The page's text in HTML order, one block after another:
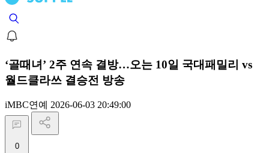
‘골때녀’ 2주 연속 결방…오는 10일 국대패밀리 vs
월드클라쓰 결승전 방송
iMBC연예 2026-06-03 20:49:00
0